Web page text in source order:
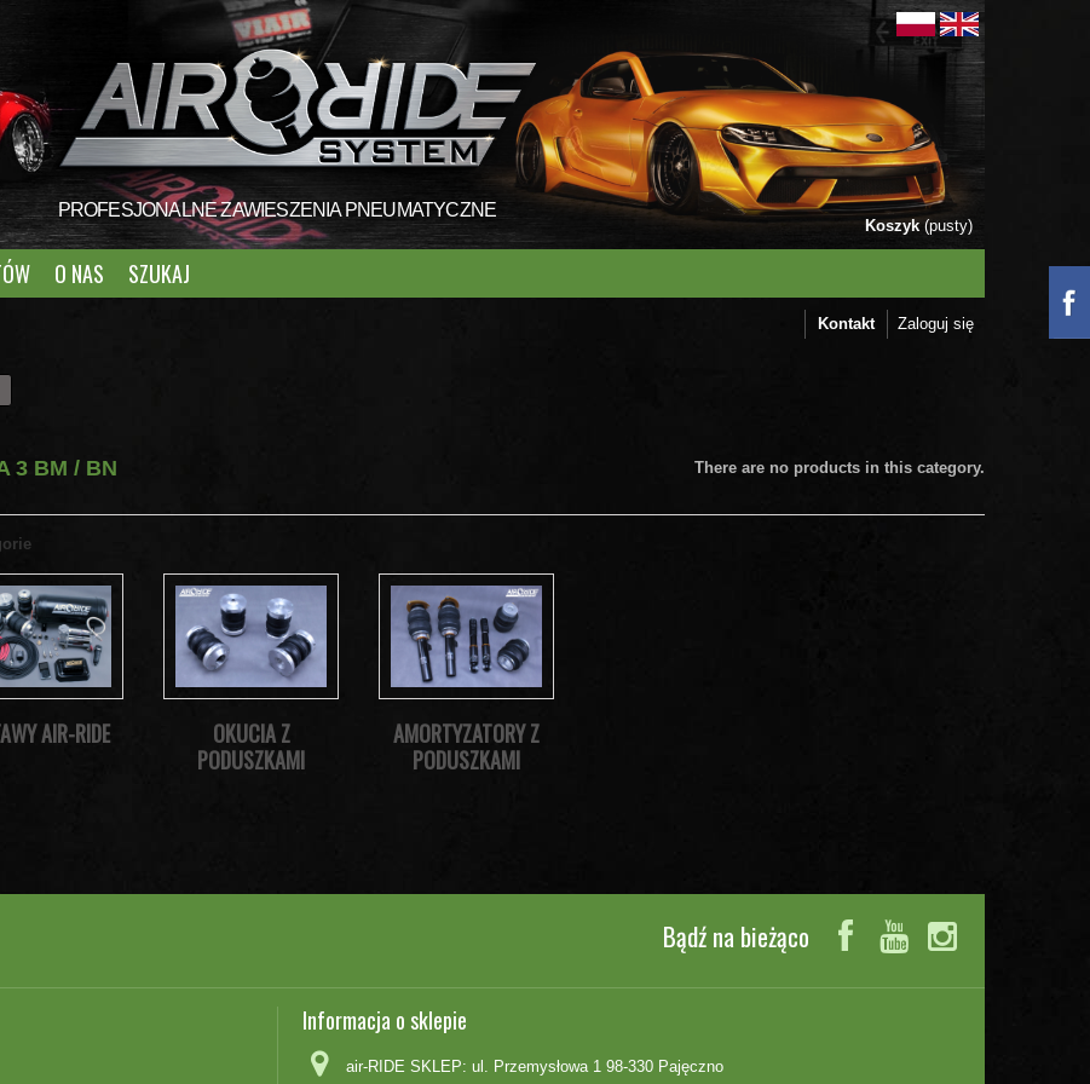
PROFESJONALNE ZAWIESZENIA PNEUMATYCZNE
Koszyk (pusty)
O NAS SZUKAJ
Zaloguj się
Kontakt
3 BM / BN There are no products in this category.
AIR-RIDE
OKUCIA Z
PODUSZKAMI
AMORTYZATORY Z
PODUSZKAMI
Bądź na bieżąco
Informacja o sklepie
air-RIDE SKLEP: ul. Przemysłowa 1 98-330 Pajęczno